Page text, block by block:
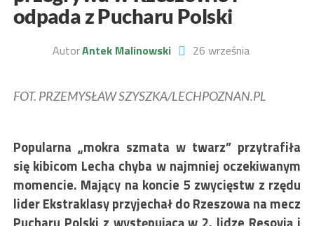
odpada z Pucharu Polski
AutorAntek Malinowski 26 września
FOT. PRZEMYSŁAW SZYSZKA/LECHPOZNAN.PL
Popularna „mokra szmata w twarz” przytrafiła
się kibicom Lecha chyba w najmniej oczekiwanym
momencie. Mający na koncie 5 zwycięstw z rzędu
lider Ekstraklasy przyjechał do Rzeszowa na mecz